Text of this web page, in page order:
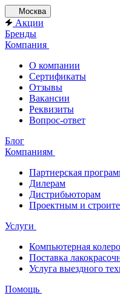
Москва
Акции
Бренды
Компания
О компании
Сертификаты
Отзывы
Вакансии
Реквизиты
Вопрос-ответ
Блог
Компаниям
Партнерская
Дилерам
Дистрибьюторам
Проектным и
Услуги
Компьютерная
Поставка
Услуга выездного
Помощь